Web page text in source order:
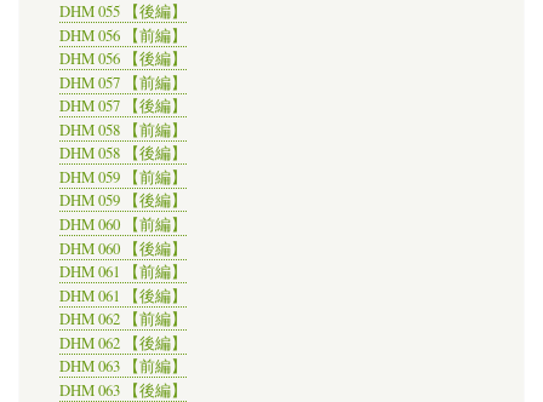
DHM 055 【後編】
DHM 056 【前編】
DHM 056 【後編】
DHM 057 【前編】
DHM 057 【後編】
DHM 058 【前編】
DHM 058 【後編】
DHM 059 【前編】
DHM 059 【後編】
DHM 060 【前編】
DHM 060 【後編】
DHM 061 【前編】
DHM 061 【後編】
DHM 062 【前編】
DHM 062 【後編】
DHM 063 【前編】
DHM 063 【後編】